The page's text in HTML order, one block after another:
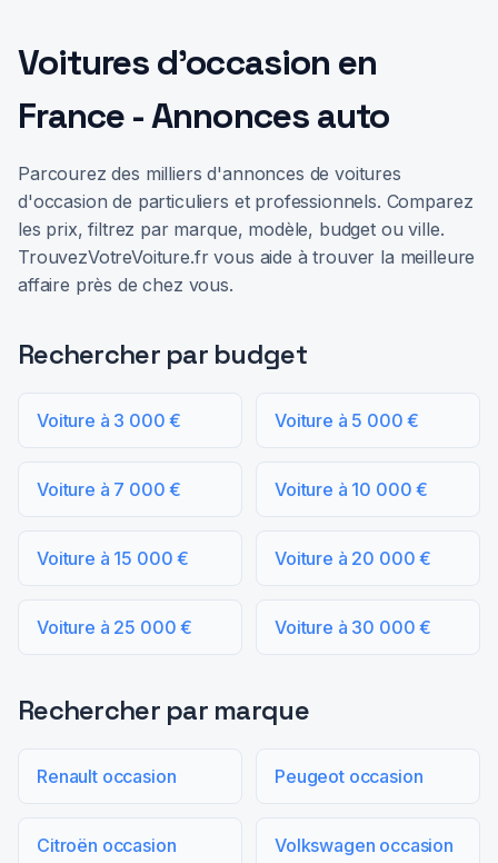
Voitures d'occasion en
France - Annonces auto
Parcourez des milliers d'annonces de voitures
d'occasion de particuliers et professionnels. Comparez
les prix, filtrez par marque, modèle, budget ou ville.
TrouvezVotreVoiture.fr vous aide à trouver la meilleure
affaire près de chez vous.
Rechercher par budget
Voiture à 3 000 € Voiture à 5 000 €
Voiture à 7 000 € Voiture à 10 000 €
Voiture à 15 000 € Voiture à 20 000 €
Voiture à 25 000 € Voiture à 30 000 €
Rechercher par marque
Renault occasion Peugeot occasion
Citroën occasion Volkswagen occasion